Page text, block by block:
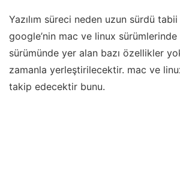
Yazılım süreci neden uzun sürdü
google’nin mac ve linux
sürümünde yer alan bazı özellikler
zamanla yerleştirilecektir. mac ve
takip edecektir bunu.